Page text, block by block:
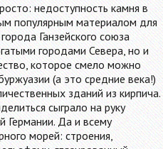
недоступность камня в
популярным материалом для
Ганзейского союза
городами Севера, но и
которое смело можно
(а это средние века!)
зданий из кирпича.
сыграло на руку
Германии. Да и всему
морей: строения,